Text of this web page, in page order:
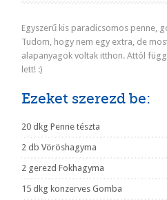
Egyszerű kis paradicsomos penne,
Tudom, hogy nem egy extra, de
alapanyagok voltak itthon. Attól
lett! :)
Ezeket szerezd be:
20 dkg Penne tészta
2 db Vöröshagyma
2 gerezd Fokhagyma
15 dkg konzerves Gomba